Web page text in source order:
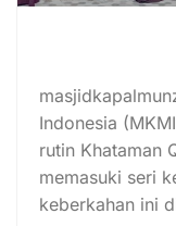
Indonesia
rutin Khataman
memasuki seri
keberkahan ini